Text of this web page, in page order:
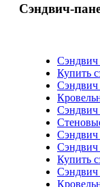
Сэндвич-
Сэндвич
Купить
Сэндвич
Сэндвич
Сэндвич
Сэндвич
Купить
Сэндвич